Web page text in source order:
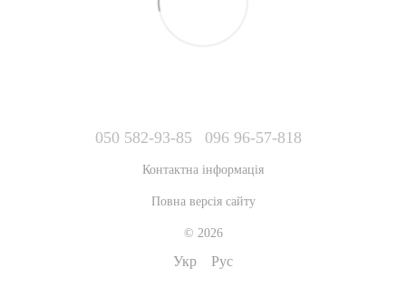
050 582-93-85 096 96-57-818
Контактна інформація
Повна версія сайту
© 2026
Укр Рус